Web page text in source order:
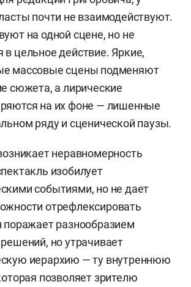
почти не взаимодействуют.
на одной сцене, но не
цельное действие. Яркие,
массовые сцены подменяют
сюжета, а лирические
на их фоне — лишенные
ряду и сценической паузы.
неравномерность
изобилует
событиями, но не дает
отрефлексировать
поражает разнообразием
но утрачивает
иерархию — ту внутреннюю
позволяет зрителю